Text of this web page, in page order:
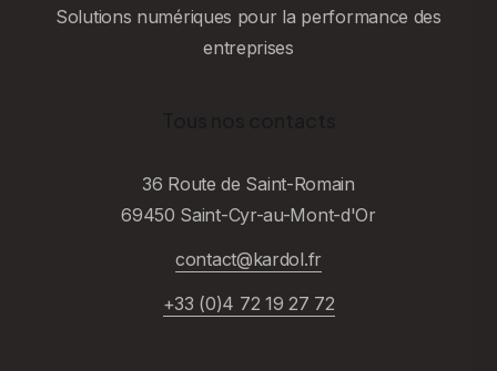
Solutions numériques pour la performance des
entreprises
36 Route de Saint-Romain
69450 Saint-Cyr-au-Mont-d'Or
contact@kardol.fr
+33 (0)4 72 19 27 72